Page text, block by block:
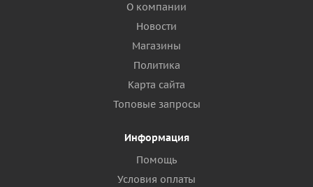
О компании
Новости
Магазины
Политика
Карта сайта
Топовые запросы
Информация
Помощь
Условия оплаты